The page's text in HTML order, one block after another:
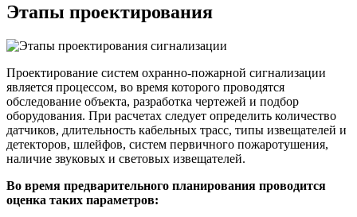
Этапы проектирования
Проектирование систем охранно-пожарной сигнализации
является процессом, во время которого проводятся
обследование объекта, разработка чертежей и подбор
оборудования. При расчетах следует определить количество
датчиков, длительность кабельных трасс, типы извещателей и
детекторов, шлейфов, систем первичного пожаротушения,
наличие звуковых и световых извещателей.
Во время предварительного планирования проводится
оценка таких параметров: